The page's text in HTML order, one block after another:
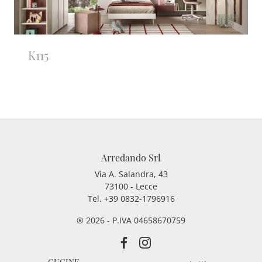
K115
Arredando Srl
Via A. Salandra, 43
73100 - Lecce
Tel. +39 0832-1796916
® 2026 - P.IVA 04658670759